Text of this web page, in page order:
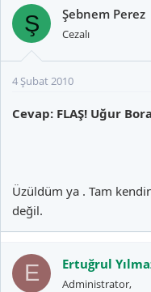
Ş Şebnem Perez
Cezalı
4 Şubat 2010
Cevap: FLAŞ! Uğur
Üzüldüm ya . Tam
değil.
E Ertuğrul
Administrator,